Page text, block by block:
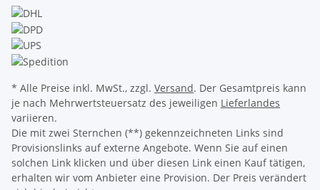
* Alle Preise inkl. MwSt., zzgl. Versand. Der Gesamtpreis kann
je nach Mehrwertsteuersatz des jeweiligen Lieferlandes
variieren.
Die mit zwei Sternchen (**) gekennzeichneten Links sind
Provisionslinks auf externe Angebote. Wenn Sie auf einen
solchen Link klicken und über diesen Link einen Kauf tätigen,
erhalten wir vom Anbieter eine Provision. Der Preis verändert